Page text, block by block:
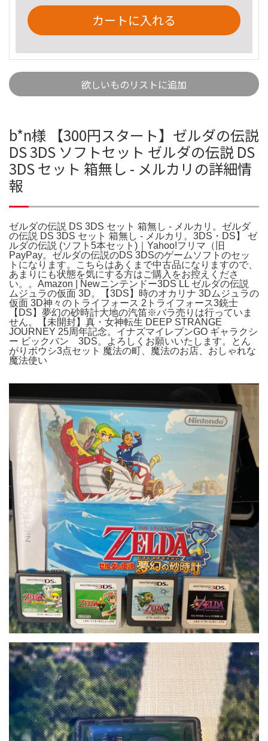
カートに入れる
欲しいものリストに追加
b*n様 【300円スタート】ゼルダの伝説
DS 3DS ソフトセット ゼルダの伝説 DS
3DS セット 箱無し - メルカリの詳細情
報
ゼルダの伝説 DS 3DS セット 箱無し - メルカリ。ゼルダ
の伝説 DS 3DS セット 箱無し - メルカリ。3DS・DS】 ゼ
ルダの伝説 (ソフト5本セット)｜Yahoo!フリマ（旧
PayPay。ゼルダの伝説のDS 3DSのゲームソフトのセッ
トになります。こちらはあくまで中古品になりますので、
あまりにも状態を気にする方はご購入をお控えくださ
い。。Amazon | Newニンテンドー3DS LL ゼルダの伝説
ムジュラの仮面 3D。【3DS】時のオカリナ 3Dムジュラの
仮面 3D神々のトライフォース 2トライフォース3銃士
【DS】夢幻の砂時計大地の汽笛※バラ売りは行っていま
せん。【未開封】真・女神転生 DEEP STRANGE
JOURNEY 25周年記念。イナズマイレブンGO ギャラクシ
ー ビックバン 3DS。よろしくお願いいたします。とん
がりボウシ3点セット 魔法の町、魔法のお店、おしゃれな
魔法使い